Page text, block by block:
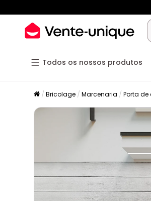
Todos os nossos produtos
Bricolage Marcenaria Porta